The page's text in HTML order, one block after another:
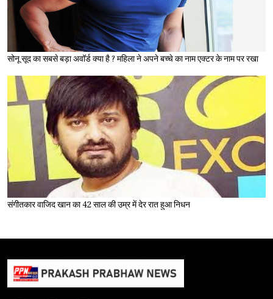
सोनू सूद का सबसे बड़ा अवॉर्ड क्या है ? महिला ने अपने बच्चे का नाम एक्टर के नाम पर रखा
संगीतकार वाजिद खान का 42 साल की उम्र में देर रात हुआ निधन